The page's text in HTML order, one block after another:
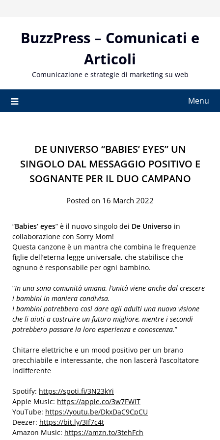
contentBuzzPress – Comunicati e
Articoli
Comunicazione e strategie di marketing su web
Menu
DE UNIVERSO “BABIES’ EYES” UN
SINGOLO DAL MESSAGGIO POSITIVO E
SOGNANTE PER IL DUO CAMPANO
Posted on 16 March 2022
“Babies’ eyes” è il nuovo singolo dei De Universo in
collaborazione con Sorry Mom!
Questa canzone è un mantra che combina le frequenze
figlie dell’eterna legge universale, che stabilisce che
ognuno è responsabile per ogni bambino.
“In una sana comunità umana, l’unità viene anche dal crescere
i bambini in maniera condivisa.
I bambini potrebbero così dare agli adulti una nuova visione
che li aiuti a costruire un futuro migliore, mentre i secondi
potrebbero passare la loro esperienza e conoscenza.”
Chitarre elettriche e un mood positivo per un brano
orecchiabile e interessante, che non lascerà l’ascoltatore
indifferente
Spotify: https://spoti.fi/3N23kYi
Apple Music: https://apple.co/3w7FWlT
YouTube: https://youtu.be/DkxDaC9CpCU
Deezer: https://bit.ly/3If7c4t
Amazon Music: https://amzn.to/3tehFch